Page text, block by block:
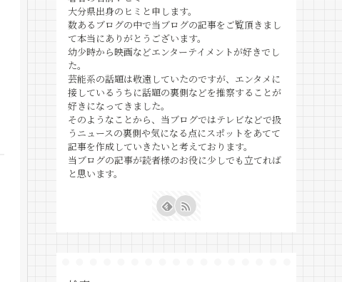
大分県出身のヒミと申します。
数あるブログの中で当ブログの記事をご覧頂きまし
て本当にありがとうございます。
幼少時から映画などエンターテイメントが好きでし
た。
芸能系の話題は敬遠していたのですが、エンタメに
接しているうちに話題の裏側などを推察することが
好きになってきました。
そのようなことから、当ブログではテレビなどで扱
うニュースの裏側や気になる点にスポットをあてて
記事を作成していきたいと考えております。
当ブログの記事が読者様のお役に少しでも立てれば
と思います。